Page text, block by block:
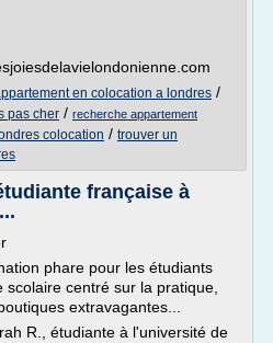
en colocation a londres /
pas cher / recherche appartement
colocation / trouver un
française à
phare pour les étudiants
centré sur la pratique,
extravagantes...
R., étudiante à l'université de